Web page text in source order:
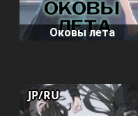
Оковы лета
JP/RU